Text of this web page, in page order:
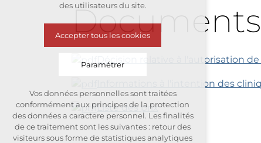
Documents
Décision relative à l'autorisation
Informations à l'intention des
Liste des prix
des utilisateurs du site.
Accepter tous les cookies
Paramétrer
Cookies techniques
nécessaires pour le bon
fonctionnement du site
Vos données personnelles sont traitées
conformément aux principes de la protection
des données a caractere personnel. Les finalités
de ce traitement sont les suivantes : retour des
visiteurs sous forme de statistiques analytiques